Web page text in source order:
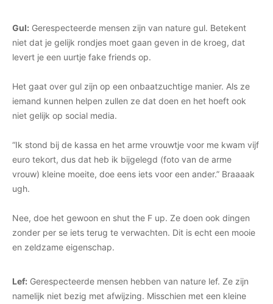
Gul: Gerespecteerde mensen zijn van nature gul. Betekent
niet dat je gelijk rondjes moet gaan geven in de kroeg, dat
levert je een uurtje fake friends op.
Het gaat over gul zijn op een onbaatzuchtige manier. Als ze
iemand kunnen helpen zullen ze dat doen en het hoeft ook
niet gelijk op social media.
“Ik stond bij de kassa en het arme vrouwtje voor me kwam vijf
euro tekort, dus dat heb ik bijgelegd (foto van de arme
vrouw) kleine moeite, doe eens iets voor een ander.” Braaaak
ugh.
Nee, doe het gewoon en shut the F up. Ze doen ook dingen
zonder per se iets terug te verwachten. Dit is echt een mooie
en zeldzame eigenschap.
Lef: Gerespecteerde mensen hebben van nature lef. Ze zijn
namelijk niet bezig met afwijzing. Misschien met een kleine